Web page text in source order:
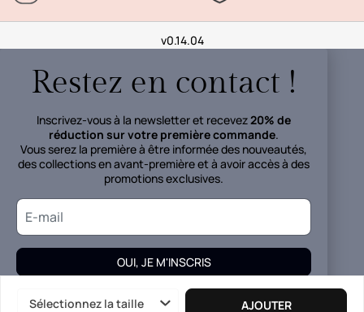
Sélectionnez la taille AJOUTER
v0.14.04
Restez en contact !
Inscrivez-vous à la newsletter et recevez20% de
réduction sur votre première commande.
Vous serez la première à être informée des nouveautés,
des collections en avant-première et à avoir accès à des
promotions exclusives.
OUI, JE M'INSCRIS
Vos données seront traitées conformément à la